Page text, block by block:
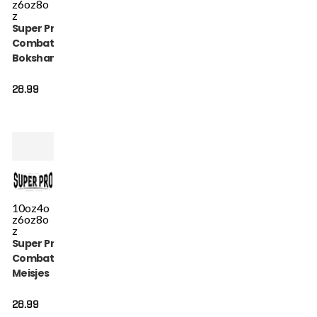
z6oz8o
z
Super Pro
Combat Gear
Bokshandschoen
Wit
28.99
10oz4o
z6oz8o
z
Super Pro
Combat Gear
Meisjes
- Talent - Roze /
28.99